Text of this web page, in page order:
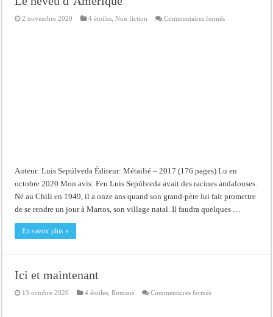
2 novembre 2020 4 étoiles ,Non fiction Commentaires ferméssur
Auteur: Luis Sepúlveda Éditeur: Métailié – 2017 (176 pages) Lu en
octobre 2020 Mon avis: Feu Luis Sepúlveda avait des racines andalouses.
Né au Chili en 1949, il a onze ans quand son grand-père lui fait promettre
de se rendre un jour à Martos, son village natal. Il faudra quelques …
En savoir plus »
Ici et maintenant
13 octobre 2020 4 étoiles ,Romans Commentaires ferméssur